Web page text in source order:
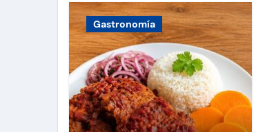
Gastronomía